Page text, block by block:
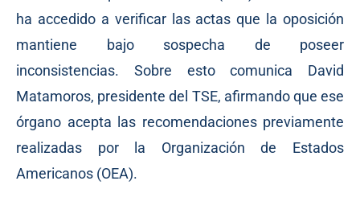
ha accedido a verificar las actas que la oposición
mantiene bajo sospecha de poseer
inconsistencias. Sobre esto comunica David
Matamoros, presidente del TSE, afirmando que ese
órgano acepta las recomendaciones previamente
realizadas por la Organización de Estados
Americanos (OEA).